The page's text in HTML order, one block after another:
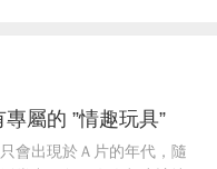
屬的 ”情趣玩具”
會出現於Ａ片的年代，隨